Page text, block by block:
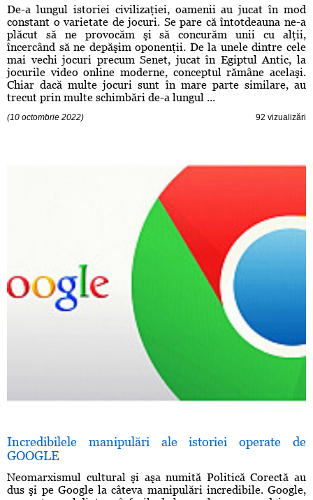
De-a lungul istoriei civilizaţiei, oamenii au jucat în mod
constant o varietate de jocuri. Se pare că întotdeauna ne-a
plăcut să ne provocăm şi să concurăm unii cu alţii,
încercând să ne depăşim oponenţii. De la unele dintre cele
mai vechi jocuri precum Senet, jucat în Egiptul Antic, la
jocurile video online moderne, conceptul rămâne acelaşi.
Chiar dacă multe jocuri sunt în mare parte similare, au
trecut prin multe schimbări de-a lungul ...
(10 octombrie 2022) 92 vizualizări
Incredibilele manipulări ale istoriei operate de
GOOGLE
Neomarxismul cultural şi aşa numită Politică Corectă au
dus şi pe Google la câteva manipulări incredibile. Google,